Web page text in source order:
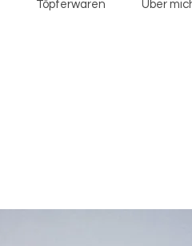
Töpferwaren Über